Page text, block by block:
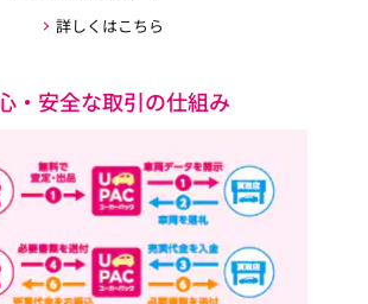
詳しくはこちら
・安全な取引の仕組み